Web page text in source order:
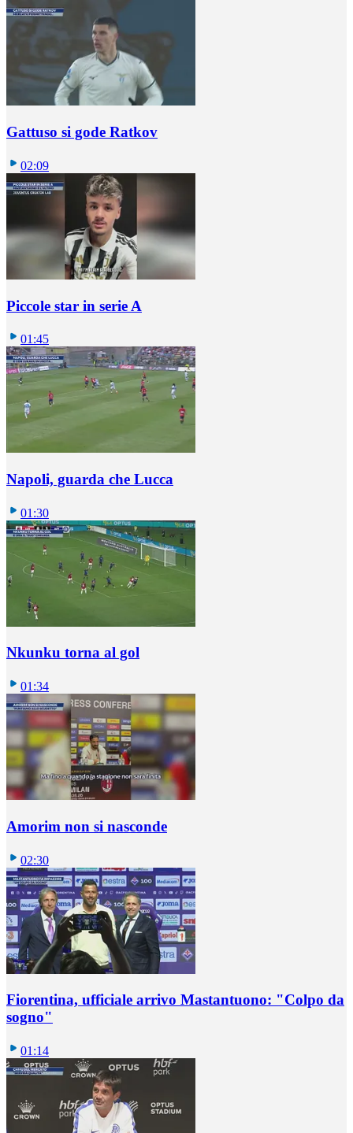
Gattuso si gode Ratkov
02:09
Piccole star in serie A
01:45
Napoli, guarda che Lucca
01:30
Nkunku torna al gol
01:34
Amorim non si nasconde
02:30
Fiorentina, ufficiale arrivo Mastantuono: "Colpo da
sogno"
01:14